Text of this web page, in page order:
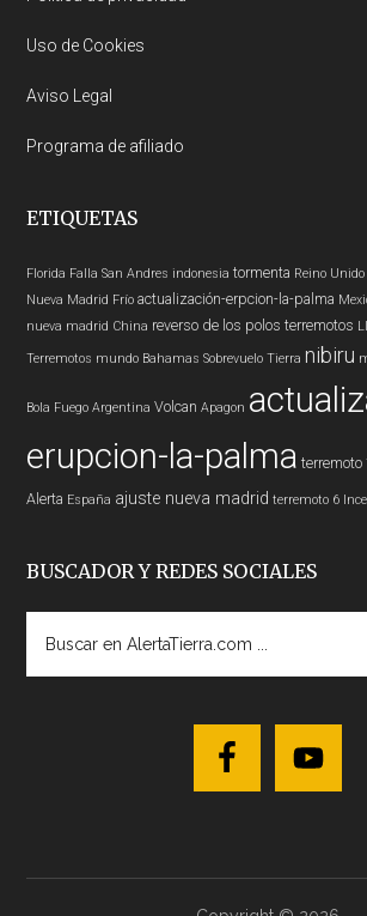
Uso de Cookies
Aviso Legal
Programa de afiliado
ETIQUETAS
Florida Falla San Andres indonesia tormenta Reino Unido
Nueva Madrid Frío actualización-erpcion-la-palma
nueva madrid China reverso de los polos terremotos
Terremotos mundo Bahamas Sobrevuelo Tierra nibiru
Bola Fuego Argentina Volcan Apagon
erupcion-la-palma terremoto
Alerta España ajuste nueva madrid terremoto 6
BUSCADOR Y REDES SOCIALES
AlertaTierra.com